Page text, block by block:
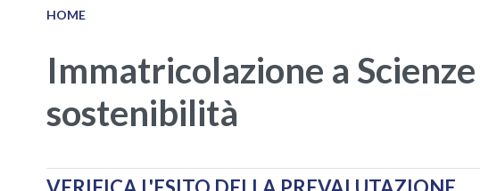
HOME
Immatricolazione a
sostenibilità